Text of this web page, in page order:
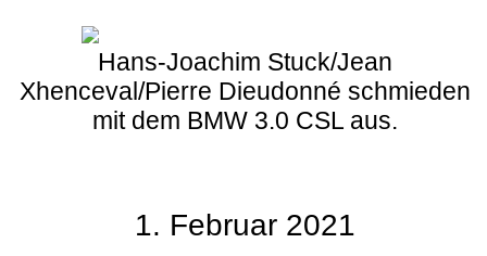
Hans-Joachim Stuck/Jean
Xhenceval/Pierre Dieudonné schmieden
mit dem BMW 3.0 CSL aus.
1. Februar 2021